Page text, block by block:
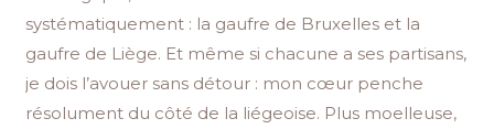
systématiquement : la gaufre de Bruxelles et la
gaufre de Liège. Et même si chacune a ses partisans,
je dois l’avouer sans détour : mon cœur penche
résolument du côté de la liégeoise. Plus moelleuse,